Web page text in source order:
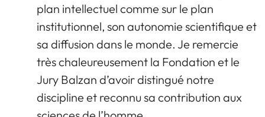
plan intellectuel comme sur le plan
institutionnel, son autonomie scientifique et
sa diffusion dans le monde. Je remercie
très chaleureusement la Fondation et le
Jury Balzan d’avoir distingué notre
discipline et reconnu sa contribution aux